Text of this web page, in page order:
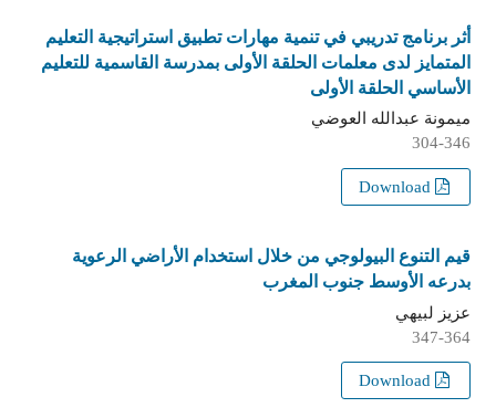
أثر برنامج تدريبي في تنمية مهارات تطبيق استراتيجية التعليم
المتمايز لدى معلمات الحلقة الأولى بمدرسة القاسمية للتعليم
الأساسي الحلقة الأولى
ميمونة عبدالله العوضي
304-346
قيم التنوع البيولوجي من خلال استخدام الأراضي الرعوية
بدرعه الأوسط جنوب المغرب
عزيز لبيهي
347-364
Download